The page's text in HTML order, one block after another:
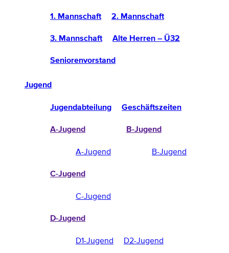
1. Mannschaft 2. Mannschaft
3. Mannschaft Alte Herren – Ü32
Seniorenvorstand
Jugend
Jugendabteilung Geschäftszeiten
A-Jugend
A-Jugend
B-Jugend
B-Jugend
C-Jugend
C-Jugend
D-Jugend
D1-Jugend
D2-Jugend